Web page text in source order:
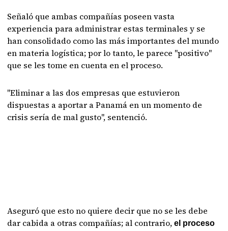
Señaló que ambas compañías poseen vasta
experiencia para administrar estas terminales y se
han consolidado como las más importantes del mundo
en materia logística; por lo tanto, le parece "positivo"
que se les tome en cuenta en el proceso.
"Eliminar a las dos empresas que estuvieron
dispuestas a aportar a Panamá en un momento de
crisis sería de mal gusto", sentenció.
Aseguró que esto no quiere decir que no se les debe
dar cabida a otras compañías; al contrario,el proceso